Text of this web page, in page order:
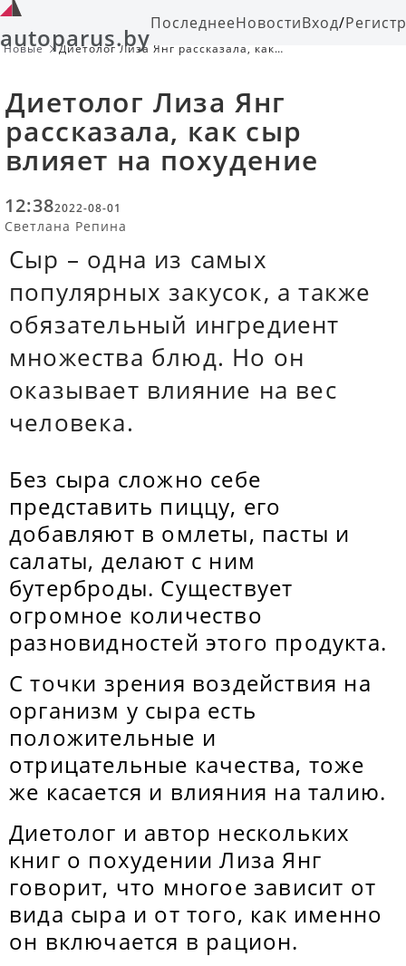
autoparus.byПоследнееНовостиВход/
Новые
Диетолог Лиза Янг рассказала, как
Диетолог Лиза Янг
рассказала, как сыр
влияет на похудение
12:382022-08-01
Светлана Репина
Сыр – одна из самых
популярных закусок, а также
обязательный ингредиент
множества блюд. Но он
оказывает влияние на вес
человека.
Без сыра сложно себе
представить пиццу, его
добавляют в омлеты, пасты и
салаты, делают с ним
бутерброды. Существует
огромное количество
разновидностей этого продукта.
С точки зрения воздействия на
организм у сыра есть
положительные и
отрицательные качества, тоже
же касается и влияния на талию.
Диетолог и автор нескольких
книг о похудении Лиза Янг
говорит, что многое зависит от
вида сыра и от того, как именно
он включается в рацион.